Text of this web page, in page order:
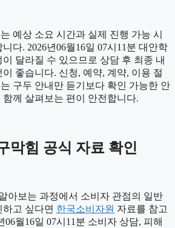
예상 소요 시간과 실제 진행 가능 시
다. 2026년06월16일 07시11분 대안학
달라질 수 있으므로 상담 후 최종 내
좋습니다. 신청, 예약, 계약, 이용 절
구두 안내만 듣기보다 확인 가능한 안
께 살펴보는 편이 안전합니다.
막힘 공식 자료 확인
아보는 과정에서 소비자 관점의 일반
고 싶다면 한국소비자원 자료를 참고
06월16일 07시11분 소비자 상담, 피해